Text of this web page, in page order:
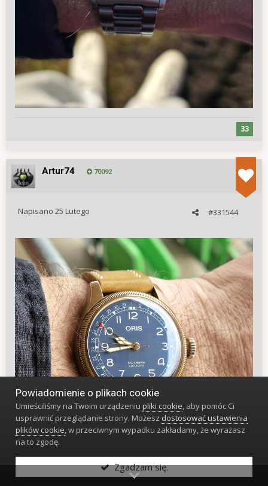
33
Artur74 70092
#331544
Napisano 25 Lutego
Powiadomienie o plikach cookie
Umieściliśmy na Twoim urządzeniupliki cookie, aby pomóc Ci
usprawnić przeglądanie strony. Możesz dostosować ustawienia
plików cookie, w przeciwnym wypadku zakładamy, że wyrażasz
na to zgodę.
Zgadzam się.